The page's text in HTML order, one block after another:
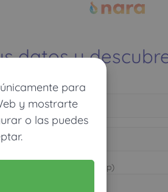
para
y mostrarte
o las puedes
datos y
ahorrarías
resultados vía WhatsApp)